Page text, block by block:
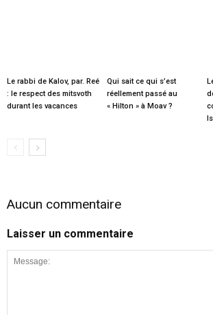
Le rabbi de Kalov, par. Reé
: le respect des mitsvoth
durant les vacances
Qui sait ce qui s’est
réellement passé au
« Hilton » à Moav ?
Aucun commentaire
Laisser un commentaire